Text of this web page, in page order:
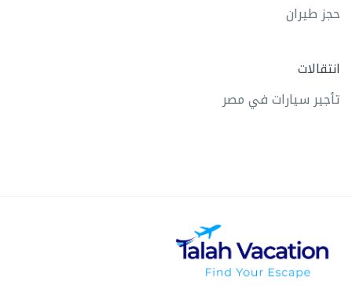
حجز طيران
انتقالات
تأجير سيارات في مصر